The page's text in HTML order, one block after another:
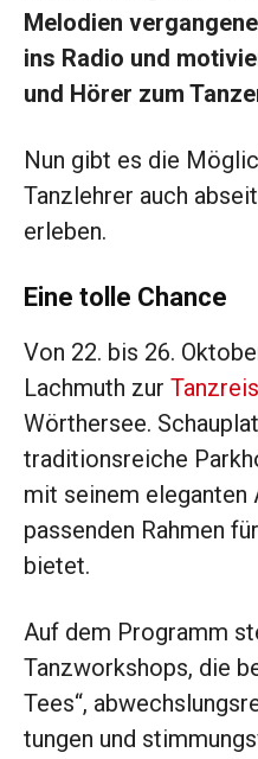
Melodien
ins Radio und
und Hörer zum
Nun gibt es die
Tanzlehrer auch
erleben.
Eine tolle Chance
Von 22. bis 26.
Lachmuth zur
Wörthersee.
traditionsreiche
mit seinem eleganten
passenden Rahmen
bietet.
Auf dem Programm
Tanzworkshops, die
Tees“,
tungen und